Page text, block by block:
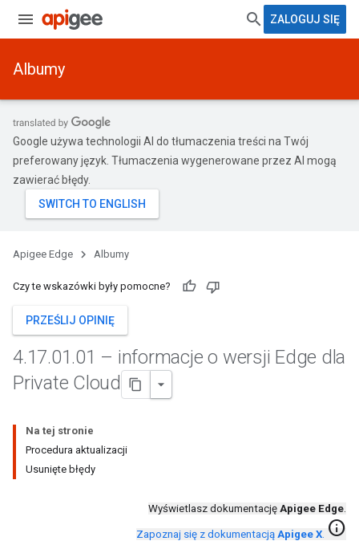
ZALOGUJ SIĘ
Albumy
Google używa technologii AI do tłumaczenia treści na Twój
preferowany język. Tłumaczenia wygenerowane przez AI mogą
zawierać błędy.
Apigee Edge Albumy
Czy te wskazówki były pomocne?
PRZEŚLIJ OPINIĘ
4.17.01.01 – informacje o wersji Edge dla
Private Cloud
Na tej stronie
Procedura aktualizacji
Usunięte błędy
Wyświetlasz dokumentację Apigee Edge.
Zapoznaj się z dokumentacją Apigee X. info